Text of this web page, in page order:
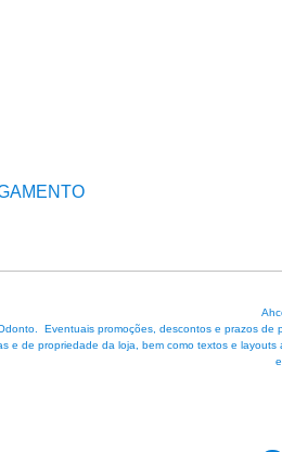
Eventuais promoções, descontos e prazos
e de propriedade da loja, bem como textos e